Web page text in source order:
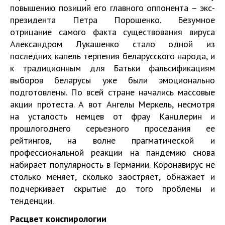
повышению позиций его главного оппонента – экс-
президента Петра Порошенко. Безумное
отрицание самого факта существования вируса
Александром Лукашенко стало одной из
последних капель терпения беларусского народа, и
к традиционным для Батьки фальсификациям
выборов беларусы уже были эмоционально
подготовлены. По всей стране начались массовые
акции протеста. А вот Ангелы Меркель, несмотря
на усталость немцев от фрау Канцлерин и
прошлогоднего серьезного проседания ее
рейтингов, на волне прагматической и
профессиональной реакции на пандемию снова
набирает популярность в Германии. Коронавирус не
столько меняет, сколько заостряет, обнажает и
подчеркивает скрытые до того проблемы и
тенденции.
Расцвет конспирологии